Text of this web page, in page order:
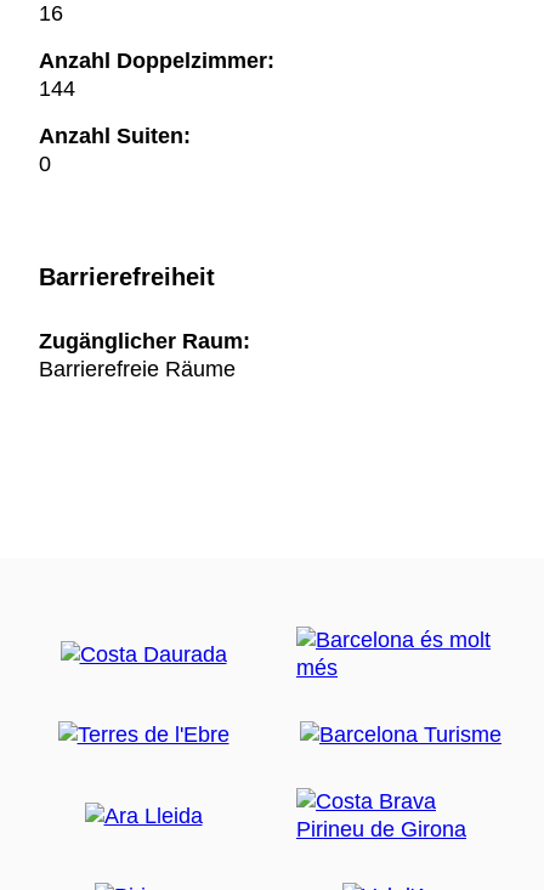
16
Anzahl Doppelzimmer:
144
Anzahl Suiten:
0
Barrierefreiheit
Zugänglicher Raum:
Barrierefreie Räume